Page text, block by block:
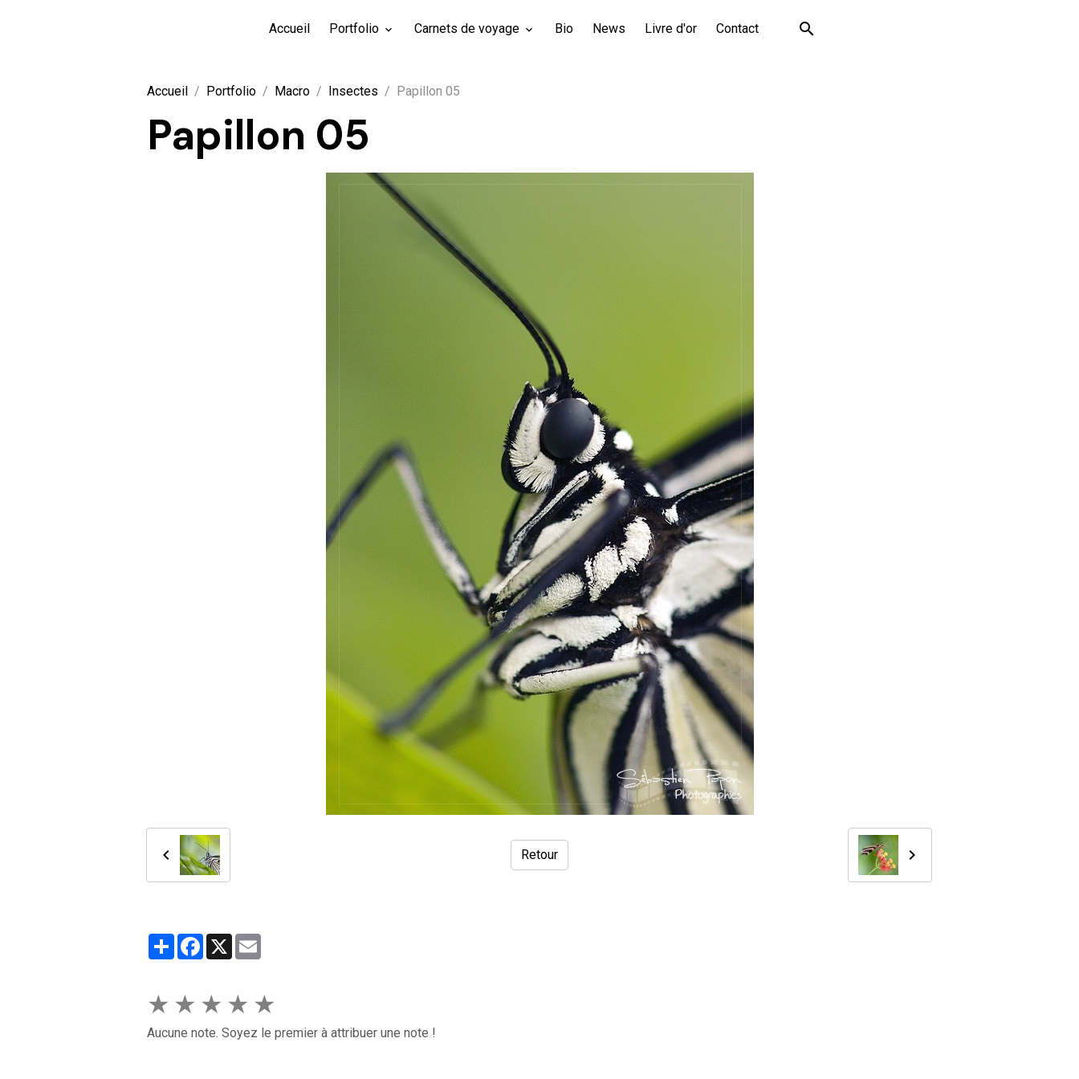
Accueil Portfolio Carnets de voyage Bio News Livre d'or Contact
Accueil Portfolio Macro Insectes Papillon 05
Papillon 05
Retour
PartagerFacebook
X
★ ★ ★ ★ ★
Aucune note. Soyez le premier à attribuer une note !